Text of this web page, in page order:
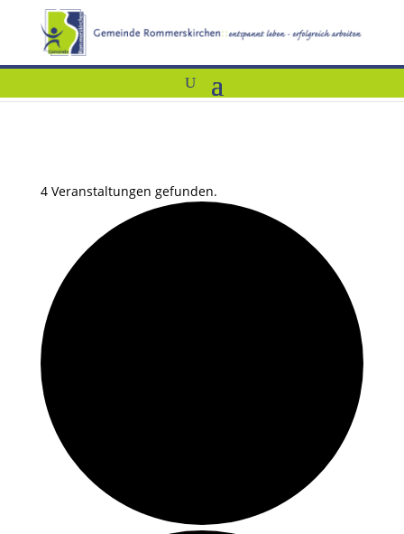
4 Veranstaltungen gefunden.